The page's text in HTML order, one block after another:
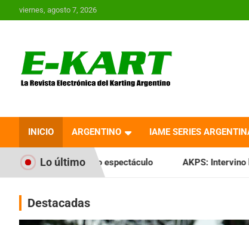
al
viernes, agosto 7, 2026
Revista Electrónica
Karting en Argentina
INICIO ARGENTINO IAME SERIES
Lo último
espectáculo AKPS: Intervino la IGJ y oficializó el
Destacadas